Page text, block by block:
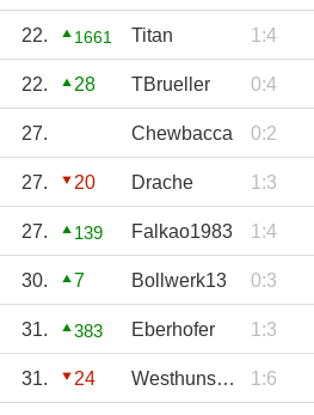
22. 1661 Titan 1:4
22. 28 TBrueller 0:4
27. Chewbacca 0:2
27. 20 Drache 1:3
27. 139 Falkao1983 1:4
30. 7 Bollwerk13 0:3
31. 383 Eberhofer 1:3
31. 24 Westhunsbury 1:6